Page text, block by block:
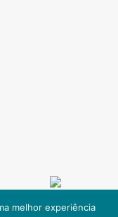
melhor experiência